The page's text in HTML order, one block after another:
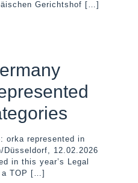
Gerichtshof […]
orka represented in
12.02.2026
in this year’s Legal
TOP […]